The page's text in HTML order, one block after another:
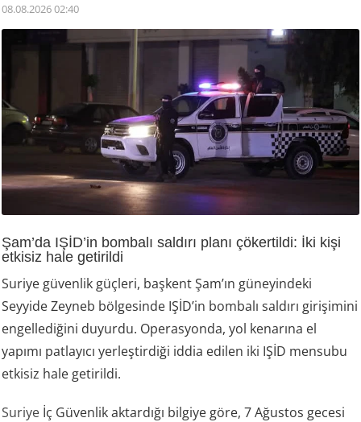
08.08.2026 02:40
Şam’da IŞİD’in bombalı saldırı planı çökertildi: İki kişi
etkisiz hale getirildi
Suriye güvenlik güçleri, başkent Şam’ın güneyindeki
Seyyide Zeyneb bölgesinde IŞİD’in bombalı saldırı girişimini
engellediğini duyurdu. Operasyonda, yol kenarına el
yapımı patlayıcı yerleştirdiği iddia edilen iki IŞİD mensubu
etkisiz hale getirildi.
Suriye İç Güvenlik aktardığı bilgiye göre, 7 Ağustos gecesi